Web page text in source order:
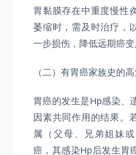
胃黏膜存在中重度慢性
萎缩时，需及时治疗，
一步损伤，降低远期癌变
（二）有胃癌家族史的
胃癌的发生是Hp感染、
因素共同作用的结果。
属（父母、兄弟姐妹
癌，其感染Hp后发生胃